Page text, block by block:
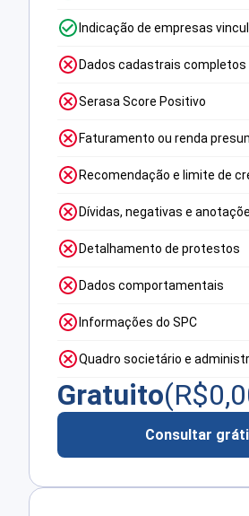
Indicação de empresas
Dados cadastrais completos
Serasa Score Positivo
Faturamento ou renda
Recomendação e limite de
Dívidas, negativas e
Detalhamento de protestos
Dados comportamentais
Informações do SPC
Quadro societário e
Gratuito(R$
Consultar